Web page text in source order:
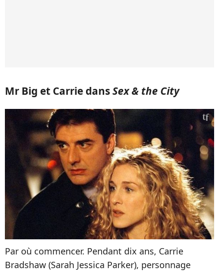
Mr Big et Carrie dansSex & the City
Par où commencer. Pendant dix ans, Carrie
Bradshaw (Sarah Jessica Parker), personnage